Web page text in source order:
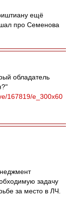
ещё
про Семенова
обладатель
167819/e_300x60
задачу
за место в ЛЧ.